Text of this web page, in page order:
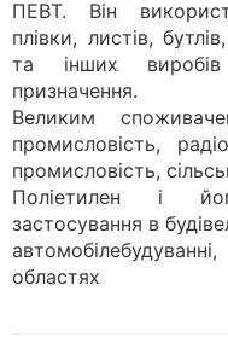
ПЕВТ. Він
плівки, листів,
та інших виробів
призначення.
Великим
промисловість,
промисловість,
Поліетилен і
застосування в
областях